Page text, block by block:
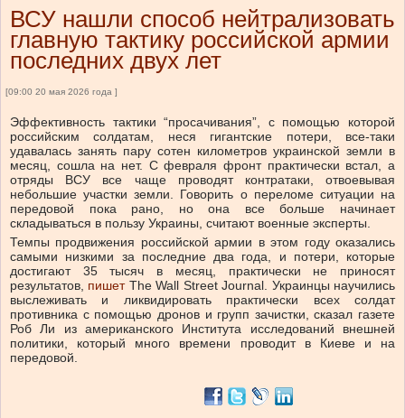
ВСУ нашли способ нейтрализовать
главную тактику российской армии
последних двух лет
[09:00 20 мая 2026 года ]
Эффективность тактики “просачивания”, с помощью которой
российским солдатам, неся гигантские потери, все-таки
удавалась занять пару сотен километров украинской земли в
месяц, сошла на нет. С февраля фронт практически встал, а
отряды ВСУ все чаще проводят контратаки, отвоевывая
небольшие участки земли. Говорить о переломе ситуации на
передовой пока рано, но она все больше начинает
складываться в пользу Украины, считают военные эксперты.
Темпы продвижения российской армии в этом году оказались
самыми низкими за последние два года, и потери, которые
достигают 35 тысяч в месяц, практически не приносят
результатов, пишетThe Wall Street Journal. Украинцы научились
выслеживать и ликвидировать практически всех солдат
противника с помощью дронов и групп зачистки, сказал газете
Роб Ли из американского Института исследований внешней
политики, который много времени проводит в Киеве и на
передовой.